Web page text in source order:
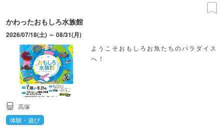
かわったおもしろ水族館
2026/07/18(土) ～ 08/31(月)
ようこそおもしろお魚たちのパラダイス
へ！
高塚
体験・遊び